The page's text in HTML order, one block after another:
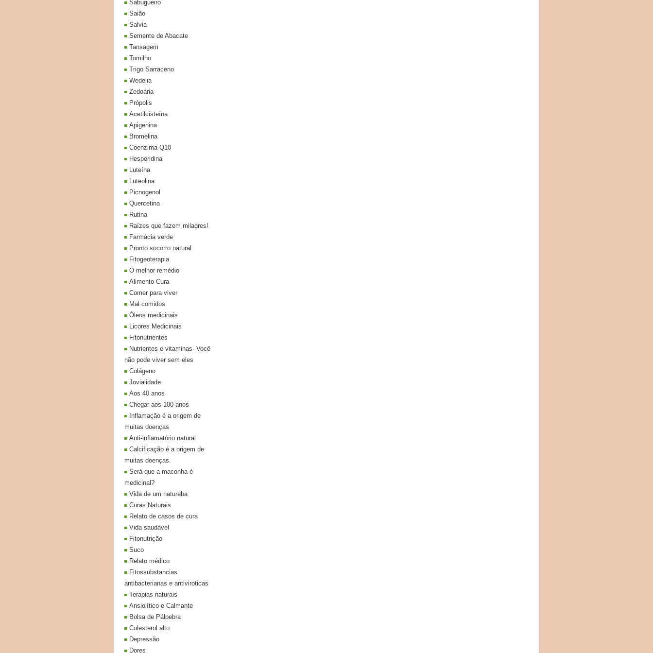
Sabugueiro
Saião
Salvia
Semente de Abacate
Tansagem
Tomilho
Trigo Sarraceno
Wedelia
Zedoária
Própolis
Acetilcisteína
Apigenina
Bromelina
Coenzima Q10
Hesperidina
Luteína
Luteolina
Picnogenol
Quercetina
Rutina
Raízes que fazem milagres!
Farmácia verde
Pronto socorro natural
Fitogeoterapia
O melhor remédio
Alimento Cura
Comer para viver
Mal comidos
Óleos medicinais
Licores Medicinais
Fitonutrientes
Nutrientes e vitaminas- Você
não pode viver sem eles
Colágeno
Jovialidade
Aos 40 anos
Chegar aos 100 anos
Inflamação é a origem de
muitas doenças
Anti-inflamatório natural
Calcificação é a origem de
muitas doenças.
Será que a maconha é
medicinal?
Vida de um natureba
Curas Naturais
Relato de casos de cura
Vida saudável
Fitonutrição
Suco
Relato médico
Fitossubstancias
antibacterianas e antiviroticas
Terapias naturais
Ansiolítico e Calmante
Bolsa de Pálpebra
Colesterol alto
Depressão
Dores